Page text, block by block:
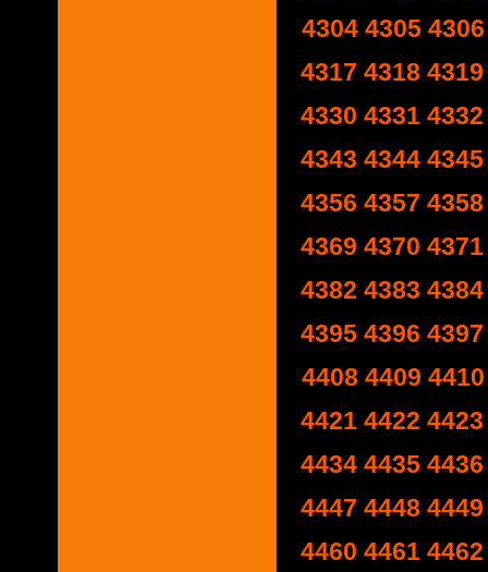
4304 4305 4306
4317 4318 4319
4330 4331 4332
4343 4344 4345
4356 4357 4358
4369 4370 4371
4382 4383 4384
4395 4396 4397
4408 4409 4410
4421 4422 4423
4434 4435 4436
4447 4448 4449
4460 4461 4462